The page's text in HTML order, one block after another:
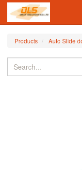
Products Auto Slide